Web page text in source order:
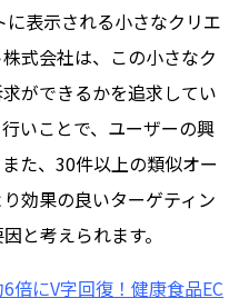
表示される小さなクリエ
式会社は、この小さなク
ができるかを追求してい
いことで、ユーザーの興
た、30件以上の類似オー
効果の良いターゲティン
と考えられます。
倍にV字回復！健康食品EC